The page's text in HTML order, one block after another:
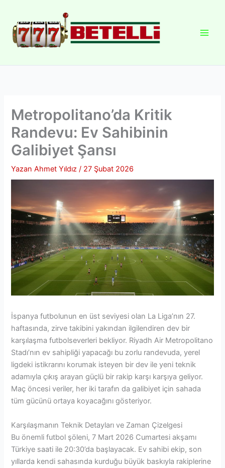
Metropolitano’da Kritik
Randevu: Ev Sahibinin
Galibiyet Şansı
Yazan Ahmet Yıldız/ 27 Şubat 2026
İspanya futbolunun en üst seviyesi olan La Liga’nın 27.
haftasında, zirve takibini yakından ilgilendiren dev bir
karşılaşma futbolseverleri bekliyor. Riyadh Air Metropolitano
Stadı’nın ev sahipliği yapacağı bu zorlu randevuda, yerel
ligdeki istikrarını korumak isteyen bir dev ile yeni teknik
adamıyla çıkış arayan güçlü bir rakip karşı karşıya geliyor.
Maç öncesi veriler, her iki tarafın da galibiyet için sahada
tüm gücünü ortaya koyacağını gösteriyor.
Karşılaşmanın Teknik Detayları ve Zaman Çizelgesi
Bu önemli futbol şöleni, 7 Mart 2026 Cumartesi akşamı
Türkiye saati ile 20:30’da başlayacak. Ev sahibi ekip, son
yıllarda kendi sahasında kurduğu büyük baskıyla rakiplerine